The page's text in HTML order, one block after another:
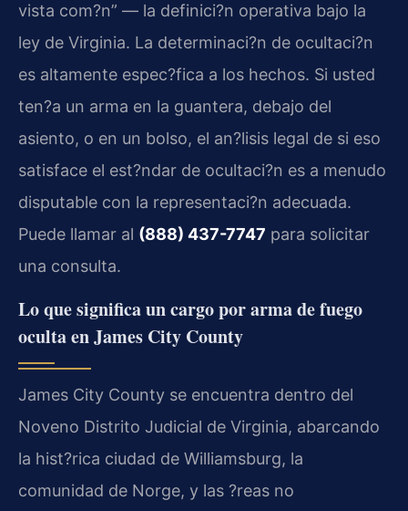
vista com?n” — la definici?n operativa bajo la
ley de Virginia. La determinaci?n de ocultaci?n
es altamente espec?fica a los hechos. Si usted
ten?a un arma en la guantera, debajo del
asiento, o en un bolso, el an?lisis legal de si eso
satisface el est?ndar de ocultaci?n es a menudo
disputable con la representaci?n adecuada.
Puede llamar al (888) 437-7747 para solicitar
una consulta.
Lo que significa un cargo por arma de fuego
oculta en James City County
James City County se encuentra dentro del
Noveno Distrito Judicial de Virginia, abarcando
la hist?rica ciudad de Williamsburg, la
comunidad de Norge, y las ?reas no